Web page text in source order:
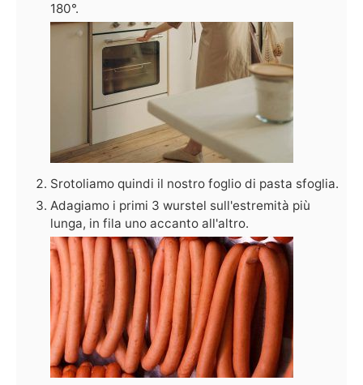
180°.
Srotoliamo quindi il nostro foglio di pasta sfoglia.
Adagiamo i primi 3 wurstel sull'estremità più
lunga, in fila uno accanto all'altro.